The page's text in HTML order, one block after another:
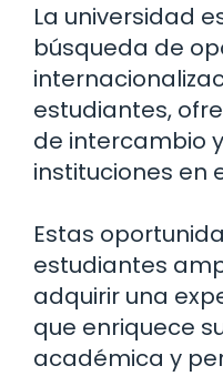
La universidad
búsqueda de
estudiantes,
de intercambio
instituciones en
Estas
estudiantes
adquirir una
que enriquece
académica y